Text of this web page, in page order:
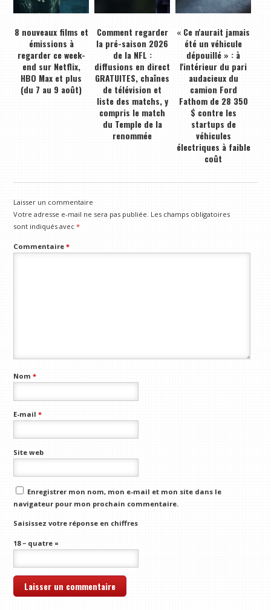
8 nouveaux films et
émissions à
regarder ce week-
end sur Netflix,
HBO Max et plus
(du 7 au 9 août)
Comment regarder
la pré-saison 2026
de la NFL :
diffusions en direct
GRATUITES, chaînes
de télévision et
liste des matchs, y
compris le match
du Temple de la
renommée
« Ce n'aurait jamais
été un véhicule
dépouillé » : à
l'intérieur du pari
audacieux du
camion Ford
Fathom de 28 350
$ contre les
startups de
véhicules
électriques à faible
coût
Laisser un commentaire
Votre adresse e-mail ne sera pas publiée. Les champs obligatoires
sont indiqués avec*
Commentaire*
Nom*
E-mail*
Site web
Enregistrer mon nom, mon e-mail et mon site dans le
navigateur pour mon prochain commentaire.
Saisissez votre réponse en chiffres
18 − quatre =